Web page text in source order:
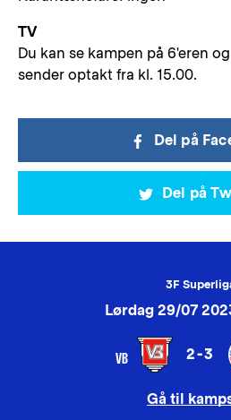
TV
Du kan se kampen på 6'eren
sender optakt fra kl. 15.00.
Del på
Del på
3F
Lørdag 29/07
VB 2-3
Gå til